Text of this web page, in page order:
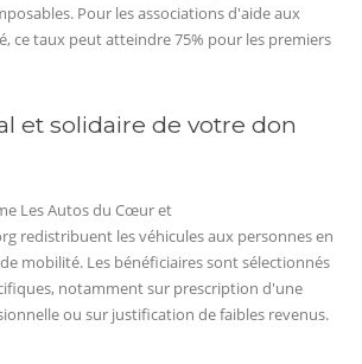
Pour les associations d'aide aux
ce taux peut atteindre 75% pour les premiers
et solidaire de votre don
Les Autos du Cœur et
redistribuent les véhicules aux personnes en
mobilité. Les bénéficiaires sont sélectionnés
notamment sur prescription d'une
ou sur justification de faibles revenus.